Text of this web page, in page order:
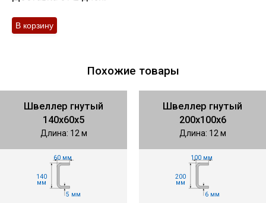
Похожие товары
Швеллер гнутый
140х60х5
Длина: 12 м
60 мм
140
мм
5 мм
Швеллер гнутый
200х100х6
Длина: 12 м
100 мм
200
мм
6 мм